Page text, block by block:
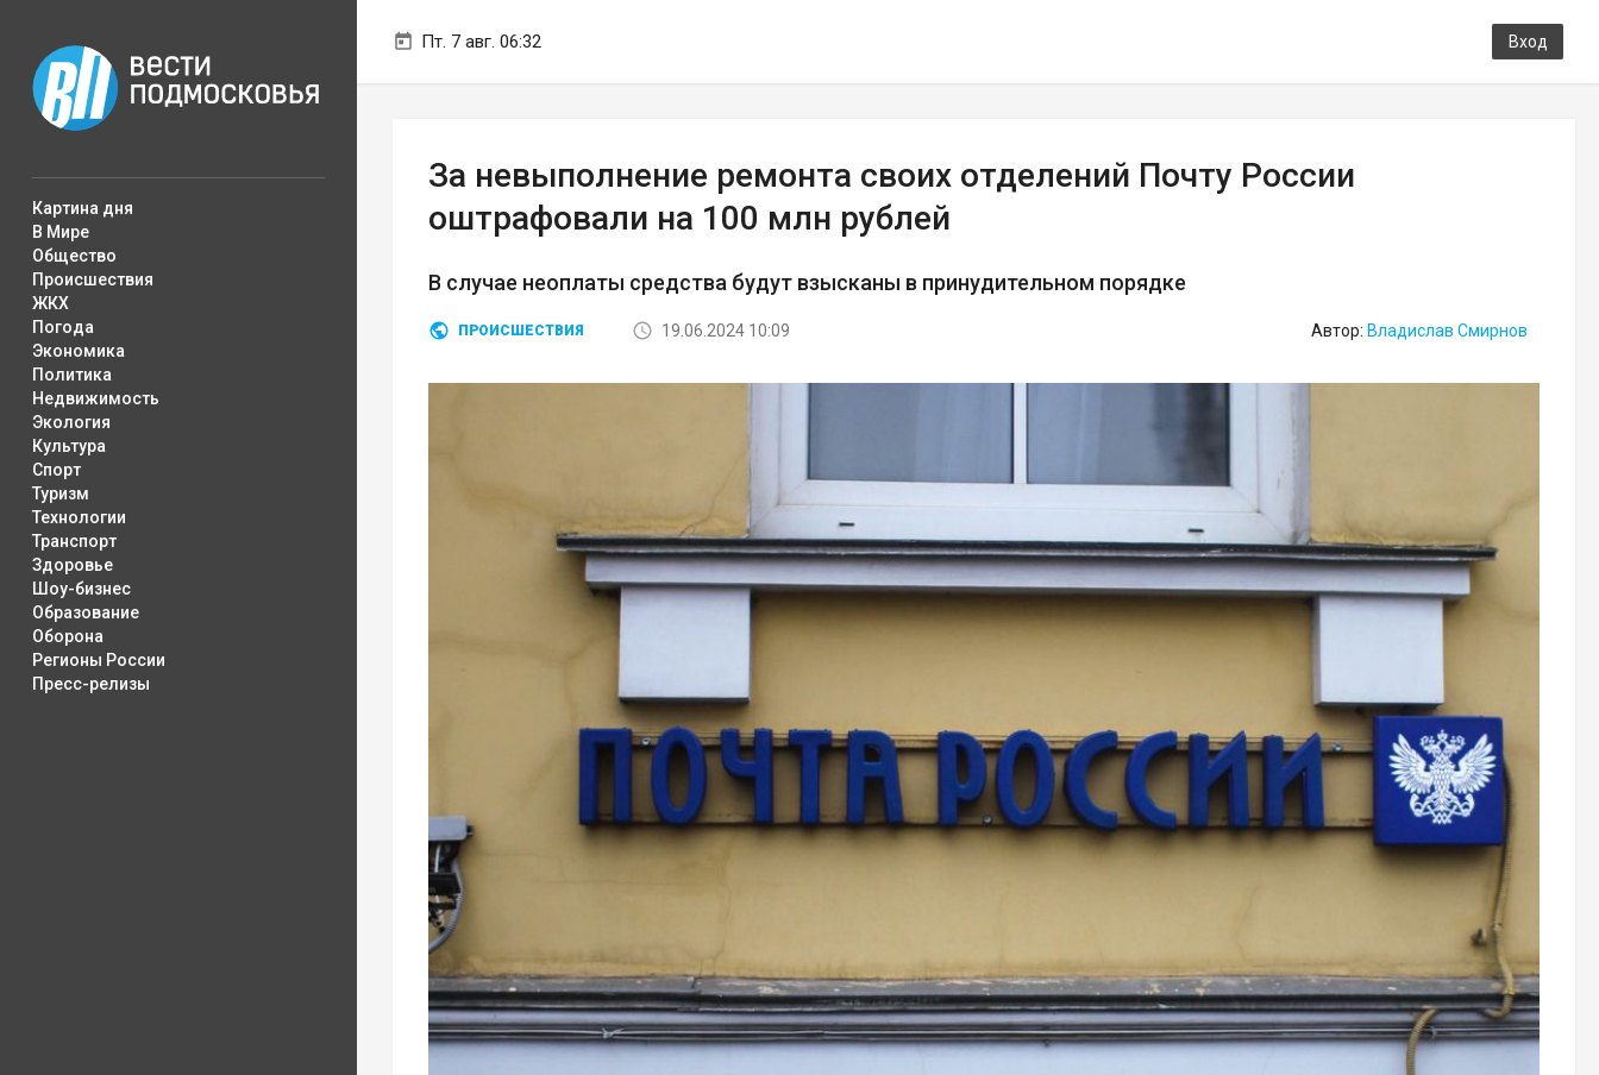
Пт. 7 авг. 06:32 Вход
Картина дня
В Мире
Общество
Происшествия
ЖКХ
Погода
Экономика
Политика
Недвижимость
Экология
Культура
Спорт
Туризм
Технологии
Транспорт
Здоровье
Шоу-бизнес
Образование
Оборона
Регионы России
Пресс-релизы
За невыполнение ремонта своих отделений Почту России
оштрафовали на 100 млн рублей
В случае неоплаты средства будут взысканы в принудительном порядке
ПРОИСШЕСТВИЯ 19.06.2024 10:09 Автор: Владислав Смирнов